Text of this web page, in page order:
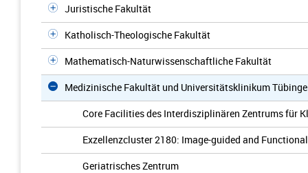
Juristische Fakultät
Katholisch-Theologische Fakultät
Mathematisch-Naturwissenschaftliche Fakultät
Medizinische Fakultät und Universitätsklinikum
Core Facilities des Interdisziplinären Zentrums für
Exzellenzcluster 2180: Image-guided and
Geriatrisches Zentrum